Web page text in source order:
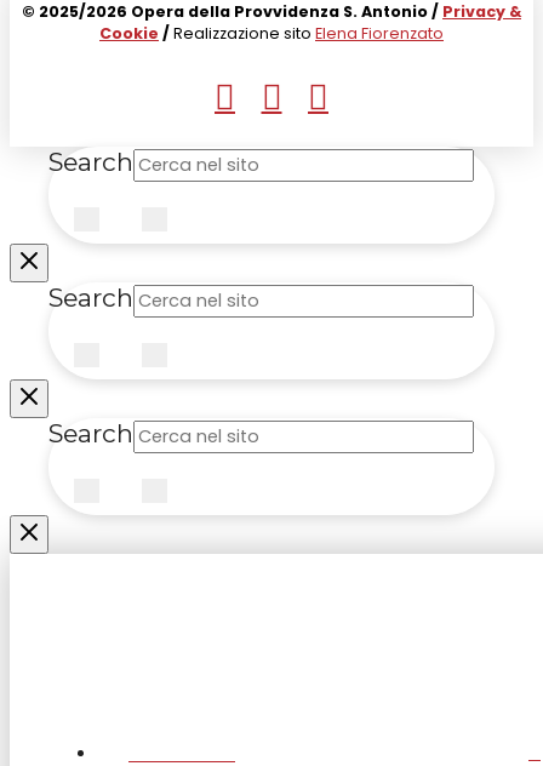
© 2025/2026 Opera della Provvidenza S. Antonio / Privacy &
Cookie /Realizzazione sito Elena Fiorenzato
Search
Search
Search